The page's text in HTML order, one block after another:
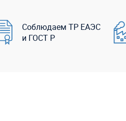
Соблюдаем ТР ЕАЭС
и ГОСТ Р